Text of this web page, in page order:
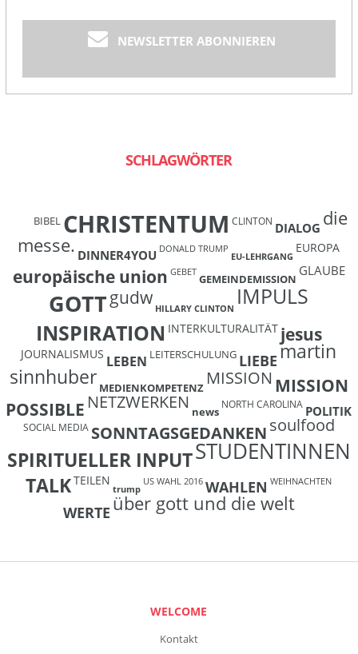
NEWSLETTER ABONNIEREN
SCHLAGWÖRTER
BIBEL CHRISTENTUM CLINTON DIALOG die
messe. DINNER4YOU DONALD TRUMP
EU-LEHRGANG
EUROPA
europäische union GEBET GEMEINDEMISSION
GLAUBE
GOTTgudw HILLARY CLINTON IMPULS
INSPIRATION INTERKULTURALITÄT jesus
JOURNALISMUS LEBEN LEITERSCHULUNG LIEBEmartin
sinnhuber MEDIENKOMPETENZ MISSION MISSION
POSSIBLE NETZWERKEN news
NORTH CAROLINA POLITIK
SOCIAL MEDIA SONNTAGSGEDANKENsoulfood
SPIRITUELLER INPUTSTUDENTINNEN
TALKTEILEN
trump
US WAHL 2016 WAHLEN WEIHNACHTEN
WERTE über gott und die welt
WELCOME
Kontakt